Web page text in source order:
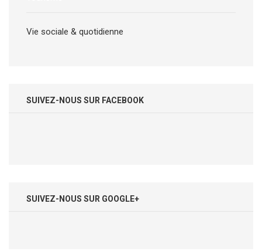
Vie sociale & quotidienne
SUIVEZ-NOUS SUR FACEBOOK
SUIVEZ-NOUS SUR GOOGLE+